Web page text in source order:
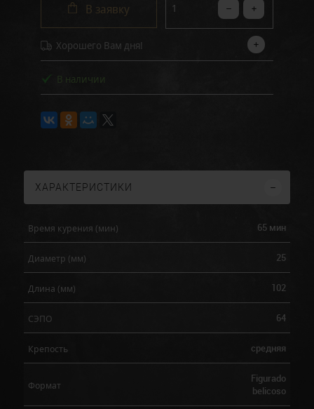
В заявку
Хорошего Вам дня!
В наличии
ХАРАКТЕРИСТИКИ
Время курения (мин) 65 мин
Диаметр (мм) 25
Длина (мм) 102
СЭПО 64
Крепость средняя
Формат
Figurado
belicoso